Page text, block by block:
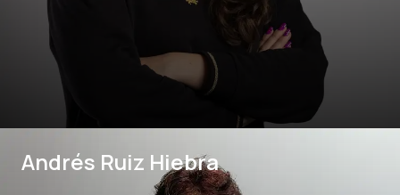
Andrés Ruiz Hiebra